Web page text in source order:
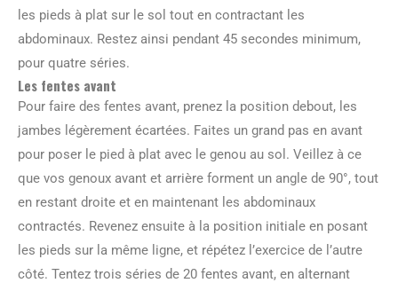
les pieds à plat sur le sol tout en contractant les
abdominaux. Restez ainsi pendant 45 secondes minimum,
pour quatre séries.
Les fentes avant
Pour faire des fentes avant, prenez la position debout, les
jambes légèrement écartées. Faites un grand pas en avant
pour poser le pied à plat avec le genou au sol. Veillez à ce
que vos genoux avant et arrière forment un angle de 90°, tout
en restant droite et en maintenant les abdominaux
contractés. Revenez ensuite à la position initiale en posant
les pieds sur la même ligne, et répétez l’exercice de l’autre
côté. Tentez trois séries de 20 fentes avant, en alternant